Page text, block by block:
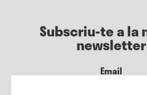
Subscriu-te a la
newsletter
Email